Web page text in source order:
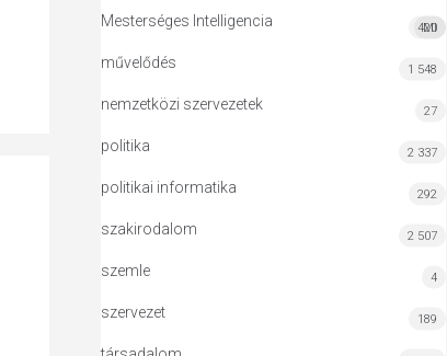
Mesterséges Intelligencia MI
420
művelődés 1 548
nemzetközi szervezetek 27
politika 2 337
politikai informatika 292
szakirodalom 2 507
szemle 4
szervezet 189